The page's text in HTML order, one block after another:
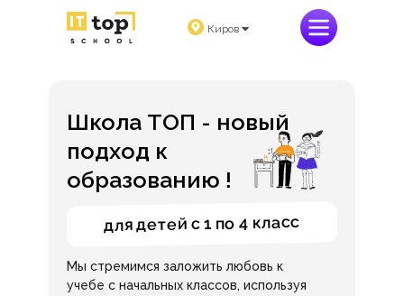
Киров
Мы стремимся заложить любовь к
учебе с начальных классов, используя
Школа ТОП - новый
подход к
образованию !
для детей с 1 по 4 класс